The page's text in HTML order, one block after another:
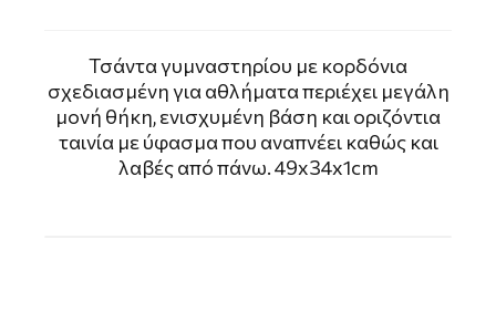
Τσάντα γυμναστηρίου με κορδόνια
σχεδιασμένη για αθλήματα περιέχει μεγάλη
μονή θήκη, ενισχυμένη βάση και οριζόντια
ταινία με ύφασμα που αναπνέει καθώς και
λαβές από πάνω. 49x34x1cm